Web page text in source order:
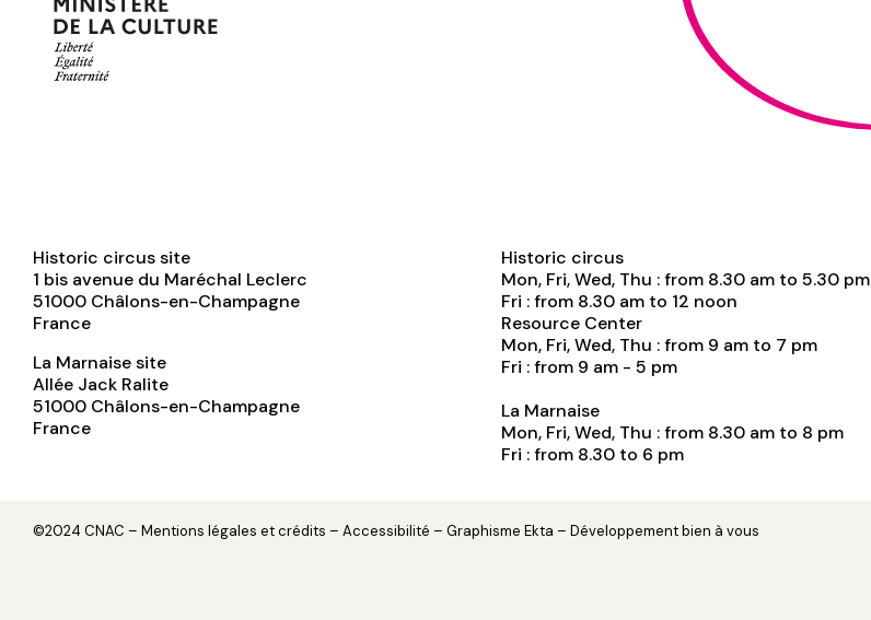
Historic circus site
1 bis avenue du Maréchal Leclerc
51000 Châlons-en-Champagne
France
La Marnaise site
Allée Jack Ralite
51000 Châlons-en-Champagne
France
Historic circus
Mon, Fri, Wed, Thu : from 8.30 am to 5.30 pm
Fri : from 8.30 am to 12 noon
Resource Center
Mon, Fri, Wed, Thu : from 9 am to 7 pm
Fri : from 9 am - 5 pm
La Marnaise
Mon, Fri, Wed, Thu : from 8.30 am to 8 pm
Fri : from 8.30 to 6 pm
©2024 CNAC – Mentions légales et crédits – Accessibilité – Graphisme Ekta – Développementbien à vous